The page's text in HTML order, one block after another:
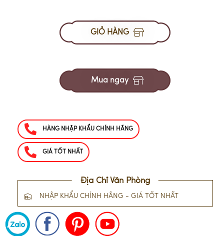
GIỎ HÀNG
Mua ngay
HÀNG NHẬP KHẨU CHÍNH HÃNG
GIÁ TỐT NHẤT
Địa Chỉ Văn Phòng
NHẬP KHẨU CHÍNH HÃNG - GIÁ TỐT NHẤT